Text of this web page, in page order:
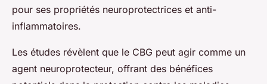
pour ses propriétés neuroprotectrices et anti-
inflammatoires.
Les études révèlent que le CBG peut agir comme un
agent neuroprotecteur, offrant des bénéfices